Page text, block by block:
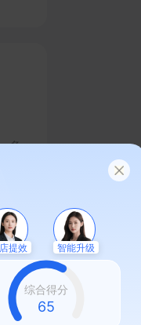
提效 智能升级
综合得分
58
多